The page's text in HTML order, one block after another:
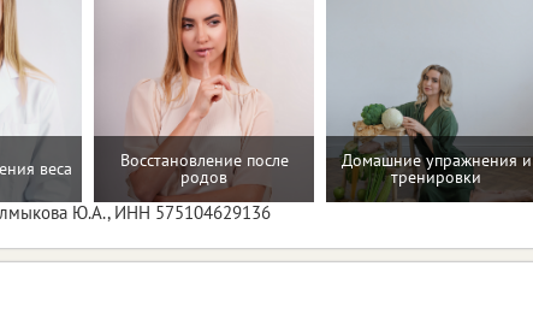
веса Восстановление после
родов
Домашние упражнения и
тренировки
Ю.А., ИНН 575104629136